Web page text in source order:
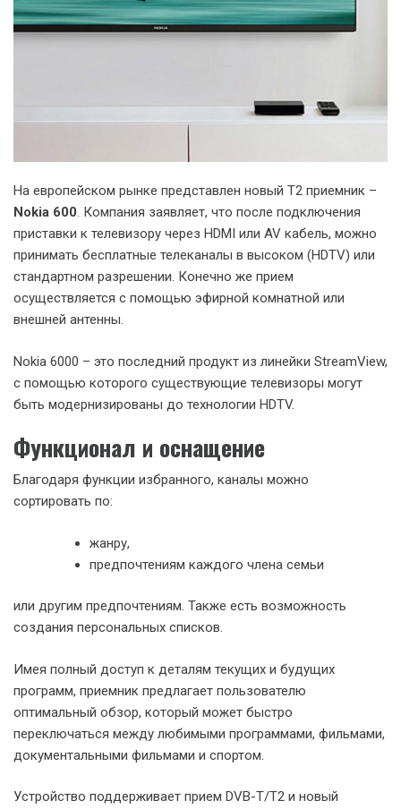
На европейском рынке представлен новый Т2 приемник –
Nokia 600. Компания заявляет, что после подключения
приставки к телевизору через HDMI или AV кабель, можно
принимать бесплатные телеканалы в высоком (HDTV) или
стандартном разрешении. Конечно же прием
осуществляется с помощью эфирной комнатной или
внешней антенны.
Nokia 6000 – это последний продукт из линейки StreamView,
с помощью которого существующие телевизоры могут
быть модернизированы до технологии HDTV.
Функционал и оснащение
Благодаря функции избранного, каналы можно
сортировать по:
жанру,
предпочтениям каждого члена семьи
или другим предпочтениям. Также есть возможность
создания персональных списков.
Имея полный доступ к деталям текущих и будущих
программ, приемник предлагает пользователю
оптимальный обзор, который может быстро
переключаться между любимыми программами, фильмами,
документальными фильмами и спортом.
Устройство поддерживает прием DVB-T/T2 и новый